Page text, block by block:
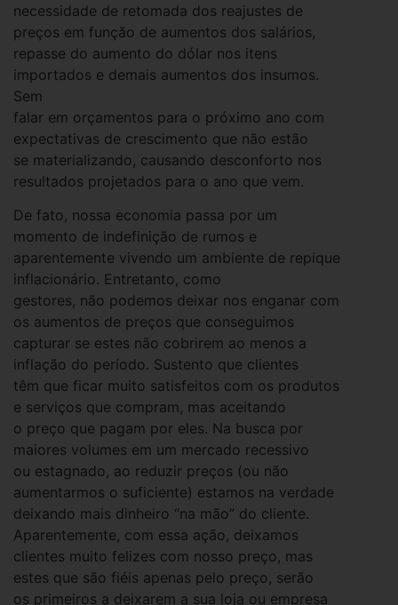
necessidade de retomada dos reajustes de
preços em função de aumentos dos salários,
repasse do aumento do dólar nos itens
importados e demais aumentos dos insumos.
Sem
falar em orçamentos para o próximo ano com
expectativas de crescimento que não estão
se materializando, causando desconforto nos
resultados projetados para o ano que vem.
De fato, nossa economia passa por um
momento de indefinição de rumos e
aparentemente vivendo um ambiente de repique
inflacionário. Entretanto, como
gestores, não podemos deixar nos enganar com
os aumentos de preços que conseguimos
capturar se estes não cobrirem ao menos a
inflação do período. Sustento que clientes
têm que ficar muito satisfeitos com os produtos
e serviços que compram, mas aceitando
o preço que pagam por eles. Na busca por
maiores volumes em um mercado recessivo
ou estagnado, ao reduzir preços (ou não
aumentarmos o suficiente) estamos na verdade
deixando mais dinheiro “na mão” do cliente.
Aparentemente, com essa ação, deixamos
clientes muito felizes com nosso preço, mas
estes que são fiéis apenas pelo preço, serão
os primeiros a deixarem a sua loja ou empresa